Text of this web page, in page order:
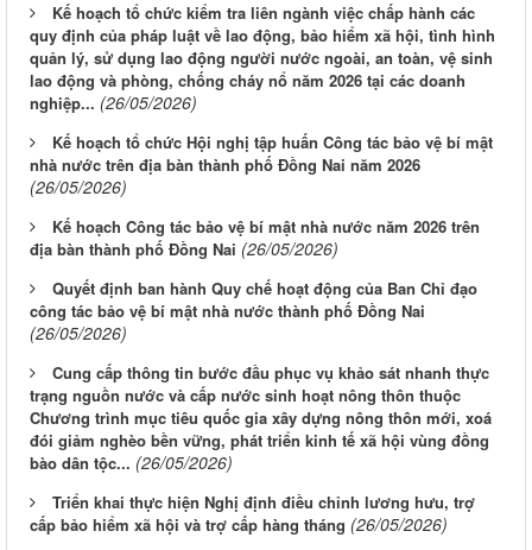
Kế hoạch tổ chức kiểm tra liên ngành việc chấp hành các
quy định của pháp luật về lao động, bảo hiểm xã hội, tình hình
quản lý, sử dụng lao động người nước ngoài, an toàn, vệ sinh
lao động và phòng, chống cháy nổ năm 2026 tại các doanh
nghiệp... (26/05/2026)
Kế hoạch tổ chức Hội nghị tập huấn Công tác bảo vệ bí mật
nhà nước trên địa bàn thành phố Đồng Nai năm 2026
(26/05/2026)
Kế hoạch Công tác bảo vệ bí mật nhà nước năm 2026 trên
địa bàn thành phố Đồng Nai (26/05/2026)
Quyết định ban hành Quy chế hoạt động của Ban Chỉ đạo
công tác bảo vệ bí mật nhà nước thành phố Đồng Nai
(26/05/2026)
Cung cấp thông tin bước đầu phục vụ khảo sát nhanh thực
trạng nguồn nước và cấp nước sinh hoạt nông thôn thuộc
Chương trình mục tiêu quốc gia xây dựng nông thôn mới, xoá
đói giảm nghèo bền vững, phát triển kinh tế xã hội vùng đồng
bào dân tộc... (26/05/2026)
Triển khai thực hiện Nghị định điều chỉnh lương hưu, trợ
cấp bảo hiểm xã hội và trợ cấp hàng tháng (26/05/2026)